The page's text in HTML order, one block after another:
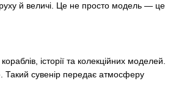
руху й величі. Це не просто модель — це
історії та колекційних моделей.
Такий сувенір передає атмосферу